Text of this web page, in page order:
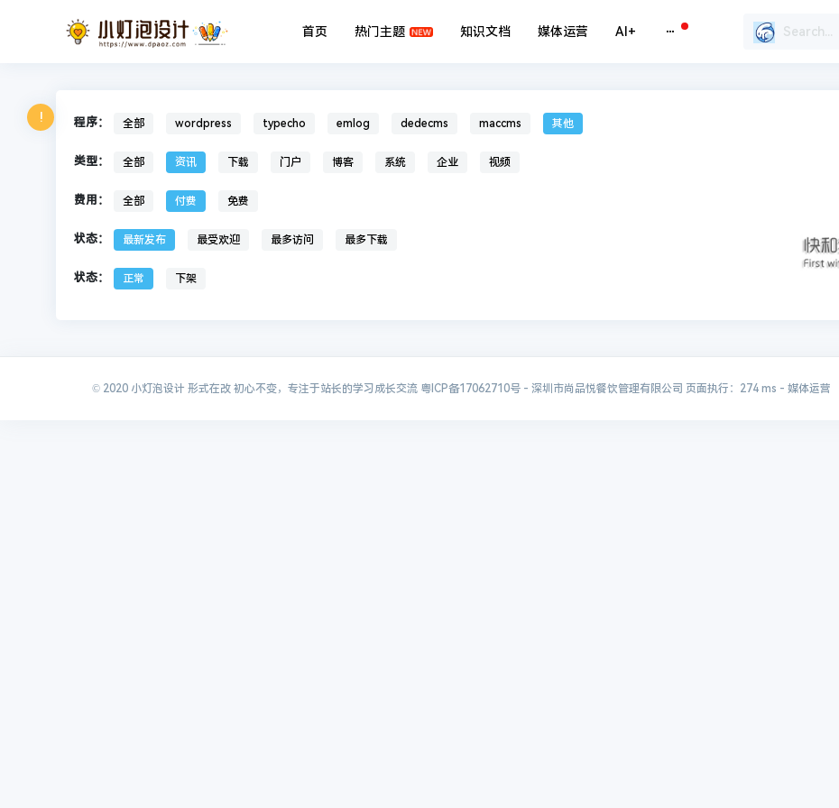
首页 热门主题 知识文档 媒体运营 AI+
程序： 全部 wordpress typecho emlog dedecms maccms 其他
类型： 全部 资讯 下载 门户 博客 系统 企业 视频
费用： 全部 付费 免费
状态： 最新发布 最受欢迎 最多访问 最多下载
状态： 正常 下架
© 2020 小灯泡设计 形式在改 初心不变，专注于站长的学习成长交流 粤ICP备17062710号 - 深圳市尚品悦餐饮管理有限公司 页面执行：274 ms - 媒体运营
!